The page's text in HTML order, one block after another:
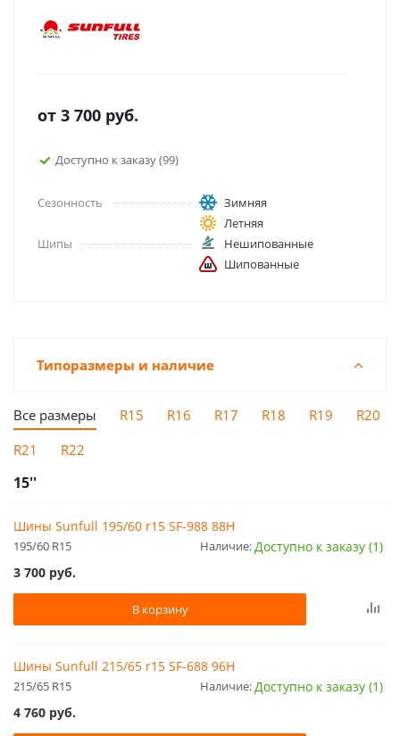
от 3 700 руб.
Доступно к заказу (99)
Сезонность
Зимняя
Летняя
Шипы
Нешипованные
Шипованные
Типоразмеры и наличие
Все размеры R15 R16 R17 R18 R19
R20
R21
R22
15''
Шины Sunfull 195/60 r15 SF-988 88H
195/60 R15 Наличие:Доступно к заказу (1)
3 700 руб.
В корзину
Шины Sunfull 215/65 r15 SF-688 96H
215/65 R15 Наличие:Доступно к заказу (1)
4 760 руб.